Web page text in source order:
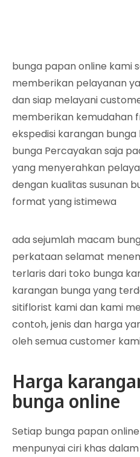
bunga papan online kami
memberikan pelayanan
dan siap melayani
memberikan kemudahan
ekspedisi karangan
bunga Percayakan saja
yang menyerahkan
dengan kualitas susunan
format yang istimewa
ada sejumlah macam
perkataan selamat
terlaris dari toko bunga
karangan bunga yang
sitiflorist kami dan kami
contoh, jenis dan harga
oleh semua customer
Harga
bunga online
Setiap bunga papan
menpunyai ciri khas